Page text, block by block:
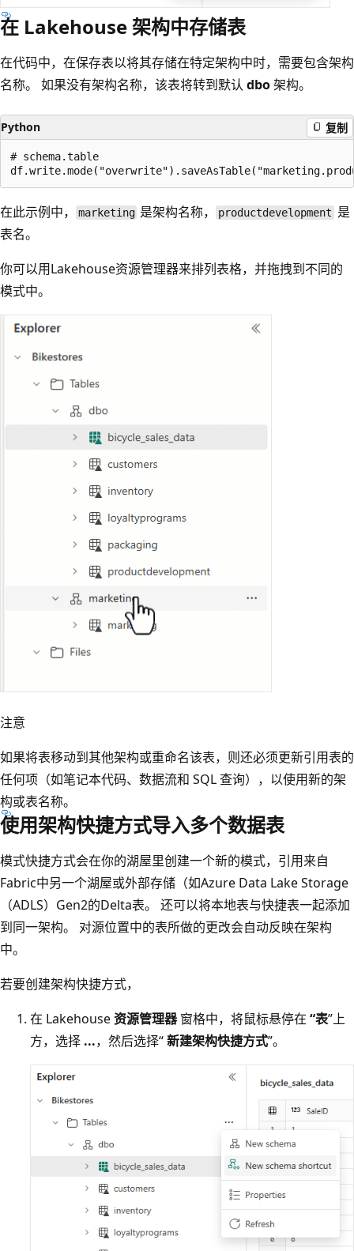
在 Lakehouse 架构中存储表
在代码中，在保存表以将其存储在特定架构中时，需要包含架构
名称。 如果没有架构名称，该表将转到默认 dbo架构。
Python 复制
# schema.table
在此示例中， marketing 是架构名称， productdevelopment 是
表名。
你可以用Lakehouse资源管理器来排列表格，并拖拽到不同的
模式中。
注意
如果将表移动到其他架构或重命名该表，则还必须更新引用表的
任何项（如笔记本代码、数据流和 SQL 查询），以使用新的架
构或表名称。
使用架构快捷方式导入多个数据表
模式快捷方式会在你的湖屋里创建一个新的模式，引用来自
Fabric中另一个湖屋或外部存储（如Azure Data Lake Storage
（ADLS）Gen2的Delta表。 还可以将本地表与快捷表一起添加
到同一架构。 对源位置中的表所做的更改会自动反映在架构
中。
若要创建架构快捷方式，
在 Lakehouse资源管理器窗格中，将鼠标悬停在 “表”上
方，选择 ...，然后选择“新建架构快捷方式”。